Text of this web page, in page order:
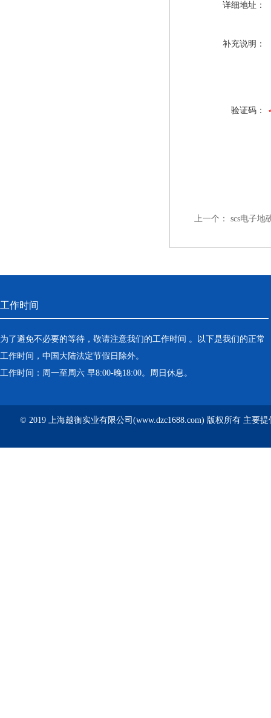
详细地址：
补充说明：
验证码：
上一个： scs电子地
工作时间
为了避免不必要的等待，敬请注意我们的工作时间 。以下是我们的正常
工作时间，中国大陆法定节假日除外。
工作时间：周一至周六 早8:00-晚18:00。周日休息。
© 2019 上海越衡实业有限公司(www.dzc1688.com) 版权所有 主要提